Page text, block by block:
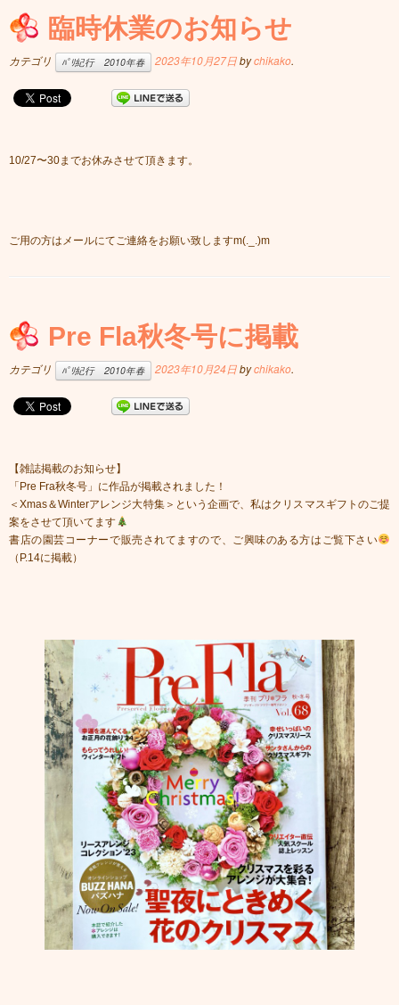
臨時休業のお知らせ
カテゴリ ﾊﾟﾘ紀行 2010年春 2023年10月27日bychikako.
10/27〜30までお休みさせて頂きます。
ご用の方はメールにてご連絡をお願い致しますm(._.)m
Pre Fla秋冬号に掲載
カテゴリ ﾊﾟﾘ紀行 2010年春 2023年10月24日bychikako.
【雑誌掲載のお知らせ】
「Pre Fra秋冬号」に作品が掲載されました！
＜Xmas＆Winterアレンジ大特集＞という企画で、私はクリスマスギフトのご提
案をさせて頂いてます
書店の園芸コーナーで販売されてますので、ご興味のある方はご覧下さい
（P.14に掲載）